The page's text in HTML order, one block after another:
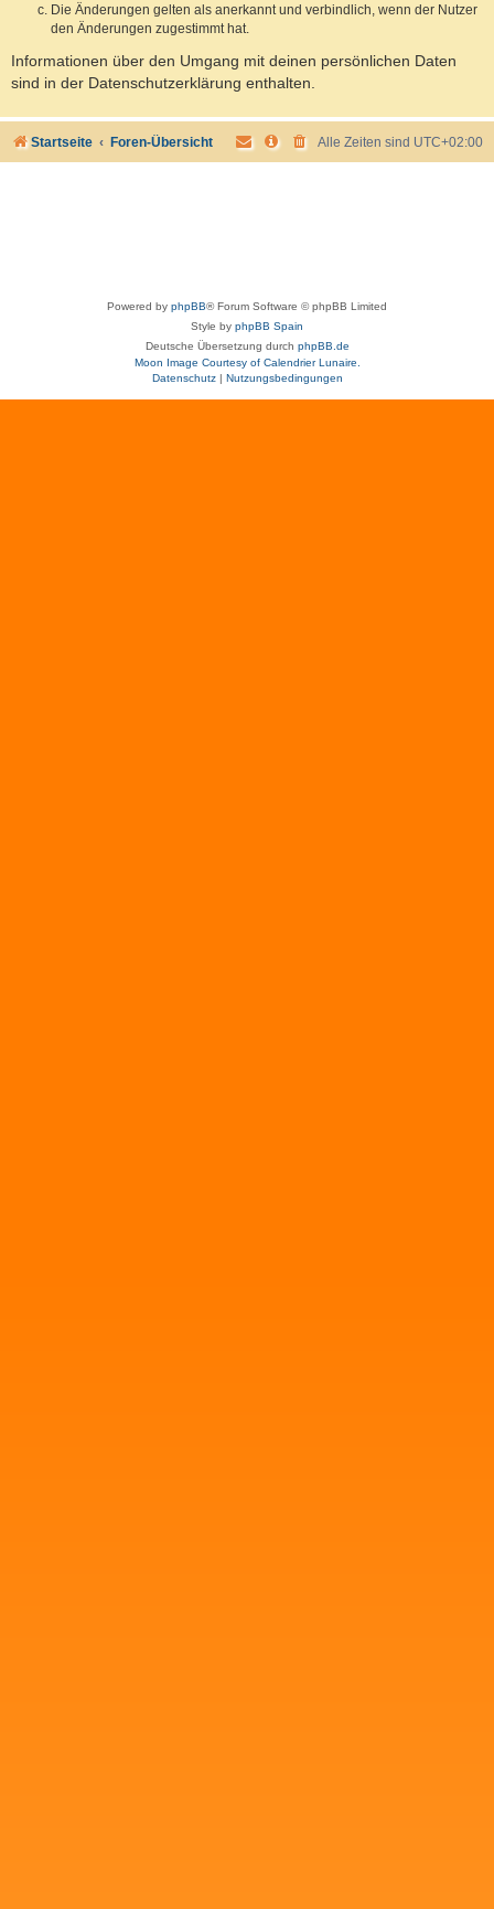
Die Änderungen gelten als anerkannt und verbindlich, wenn der Nutzer
den Änderungen zugestimmt hat.
Informationen über den Umgang mit deinen persönlichen Daten
sind in der Datenschutzerklärung enthalten.
Startseite Foren-Übersicht Alle Zeiten sind UTC+02:00
Powered by phpBB® Forum Software © phpBB Limited
Style by phpBB Spain
Deutsche Übersetzung durch phpBB.de
Moon Image Courtesy of Calendrier Lunaire.
Datenschutz| Nutzungsbedingungen